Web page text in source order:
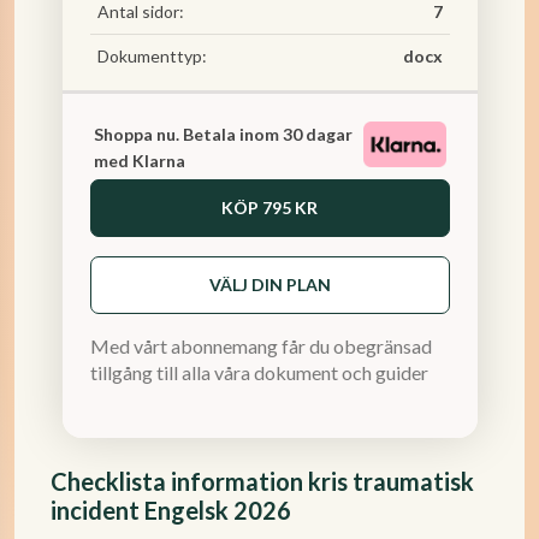
Checklista information kris traumatisk
incident Engelsk 2026
Antal sidor: 7
Dokumenttyp: docx
Shoppa nu. Betala inom 30 dagar
med Klarna
KÖP 795 KR
VÄLJ DIN PLAN
Med vårt abonnemang får du obegränsad
tillgång till alla våra dokument och guider